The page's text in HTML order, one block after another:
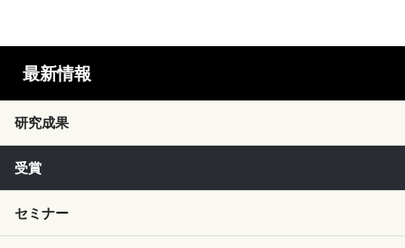
最新情報
研究成果
受賞
セミナー